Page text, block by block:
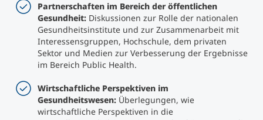
Partnerschaften im Bereich der öffentlichen
Gesundheit: Diskussionen zur Rolle der nationalen
Gesundheitsinstitute und zur Zusammenarbeit mit
Interessensgruppen, Hochschule, dem privaten
Sektor und Medien zur Verbesserung der Ergebnisse
im Bereich Public Health.
Wirtschaftliche Perspektiven im
Gesundheitswesen: Überlegungen, wie
wirtschaftliche Perspektiven in die